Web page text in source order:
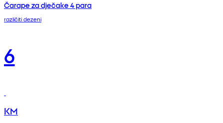
Čarape za dječake 4 para
različiti dezeni
6
KM